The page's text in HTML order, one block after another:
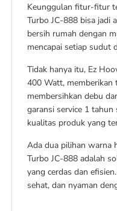
Keunggulan fitur-fitur
Turbo JC-888 bisa jadi
bersih rumah dengan
mencapai setiap sudut
Tidak hanya itu, Ez
400 Watt,
membersihkan debu
garansi service 1
kualitas produk yang
Ada dua pilihan warna
Turbo JC-888 adalah
yang cerdas dan
sehat, dan nyaman